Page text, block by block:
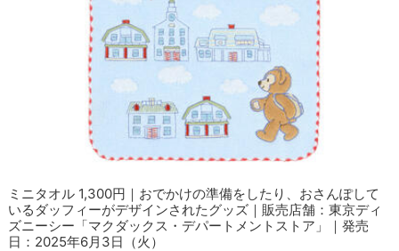
ミニタオル 1,300円｜おでかけの準備をしたり、おさんぽして
いるダッフィーがデザインされたグッズ｜販売店舗：東京ディ
ズニーシー「マクダックス・デパートメントストア」｜発売
日：2025年6月3日（火）